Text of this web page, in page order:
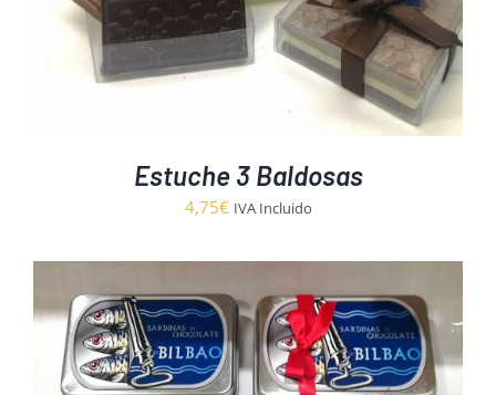
Estuche 3 Baldosas
4,75€ IVA Incluido